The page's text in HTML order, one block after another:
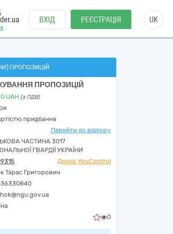
ВХІД РЕЄСТРАЦІЯ UK
ПРОПОЗИЦІЙ
ПРОПОЗИЦІЙ
UAH (з ПДВ)
придбання
Перейти до відбору
ЧАСТИНА 3017
ГВАРДІЇ УКРАЇНИ
Досьє YouControl
Тарас Григорович
0